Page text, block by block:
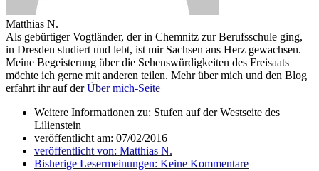
Matthias N.
Als gebürtiger Vogtländer, der in Chemnitz zur Berufsschule ging,
in Dresden studiert und lebt, ist mir Sachsen ans Herz gewachsen.
Meine Begeisterung über die Sehenswürdigkeiten des Freisaats
möchte ich gerne mit anderen teilen. Mehr über mich und den Blog
erfahrt ihr auf derÜber mich-Seite
Weitere Informationen zu: Stufen auf der Westseite des
Lilienstein
veröffentlicht am: 07/02/2016
veröffentlicht von: Matthias N.
Bisherige Lesermeinungen: Keine Kommentare